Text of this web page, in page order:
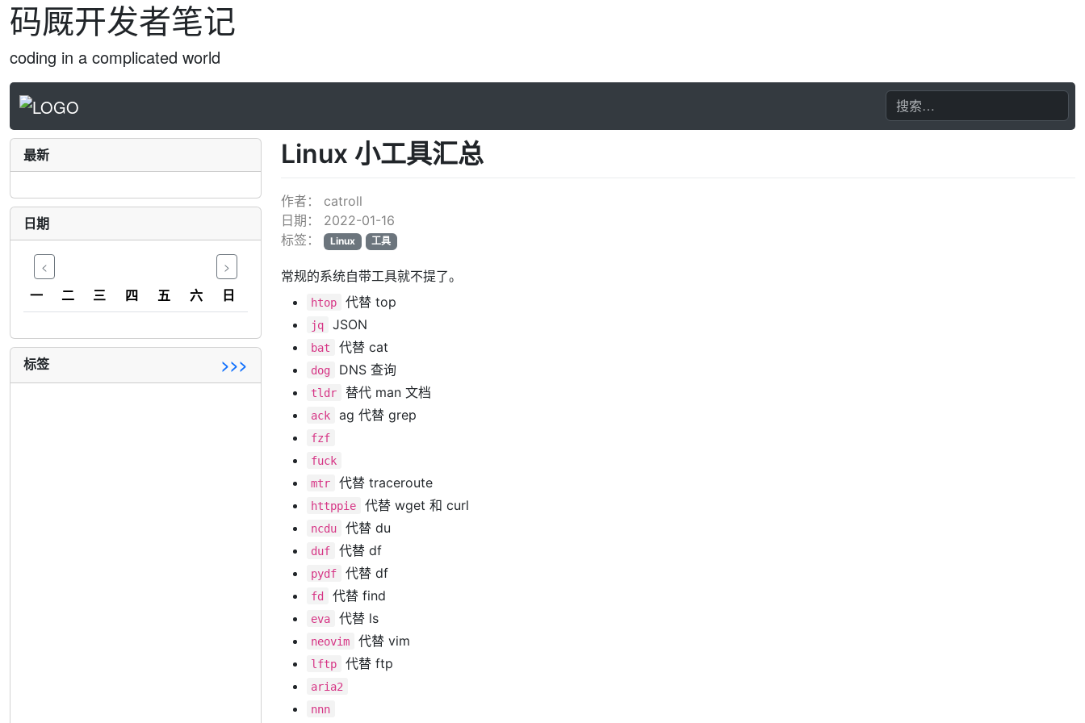
码厩开发者笔记
coding in a complicated world
最新
日期
< >
一 二 三 四 五 六 日
标签 >>>
Linux 小工具汇总
作者： catroll
日期： 2022-01-16
标签：
Linux 工具
常规的系统自带工具就不提了。
htop 代替 top
jq JSON
bat 代替 cat
dog DNS 查询
tldr 替代 man 文档
ack ag 代替 grep
fzf
fuck
mtr
代替 traceroute
httppie 代替 wget 和 curl
ncdu 代替 du
duf 代替 df
pydf 代替 df
fd 代替 find
eva 代替 ls
neovim 代替 vim
lftp 代替 ftp
aria2
nnn